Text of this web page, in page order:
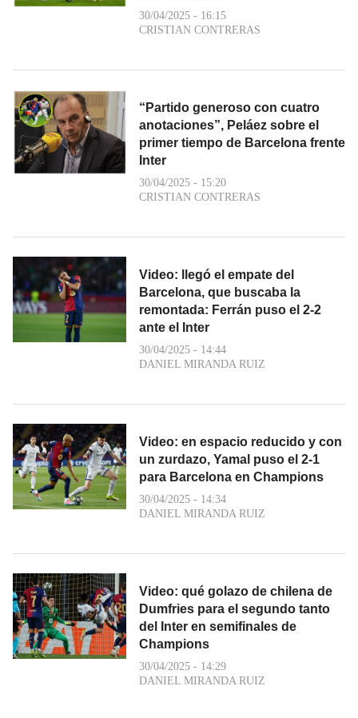
30/04/2025 - 16:15
CRISTIAN CONTRERAS
“Partido generoso con cuatro
anotaciones”, Peláez sobre el
primer tiempo de Barcelona frente
Inter
30/04/2025 - 15:20
CRISTIAN CONTRERAS
Video: llegó el empate del
Barcelona, que buscaba la
remontada: Ferrán puso el 2-2
ante el Inter
30/04/2025 - 14:44
DANIEL MIRANDA RUIZ
Video: en espacio reducido y con
un zurdazo, Yamal puso el 2-1
para Barcelona en Champions
30/04/2025 - 14:34
DANIEL MIRANDA RUIZ
Video: qué golazo de chilena de
Dumfries para el segundo tanto
del Inter en semifinales de
Champions
30/04/2025 - 14:29
DANIEL MIRANDA RUIZ